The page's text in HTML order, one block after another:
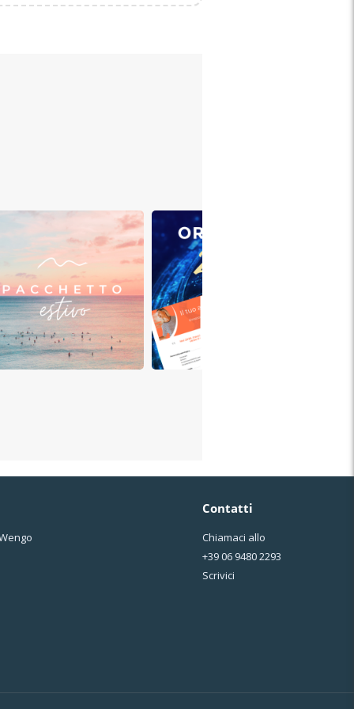
Contatti
Chiamaci allo
+39 06 9480 2293
Scrivici